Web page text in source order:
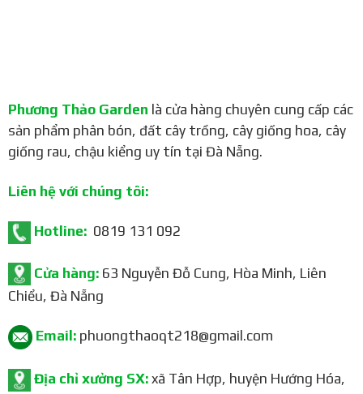
Phương Thảo Garden là cửa hàng chuyên cung cấp các
sản phẩm phân bón, đất cây trồng, cây giống hoa, cây
giống rau, chậu kiểng uy tín tại Đà Nẵng.
Liên hệ với chúng tôi:
Hotline:0819 131 092
Cửa hàng:63 Nguyễn Đỗ Cung, Hòa Minh, Liên
Chiểu, Đà Nẵng
Email:phuongthaoqt218@gmail.com
Địa chỉ xưởng SX:xã Tân Hợp, huyện Hướng Hóa,